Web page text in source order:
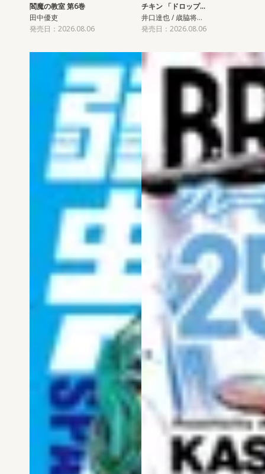
閻魔の教室 第6巻
田中優吏
発売日：2026.08.06
チキン 「ドロップ…
井口達也 / 歳脇将…
発売日：2026.08.06